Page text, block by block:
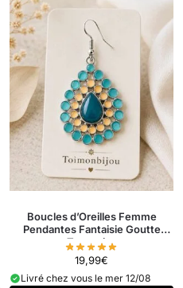
Boucles d’Oreilles Femme
Pendantes Fantaisie Goutte
Turquoise
19,99€
Livré chez vous le mer 12/08